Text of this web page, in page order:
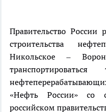
Правительство России
строительства
Никольское –
«Нефть России» со
российском